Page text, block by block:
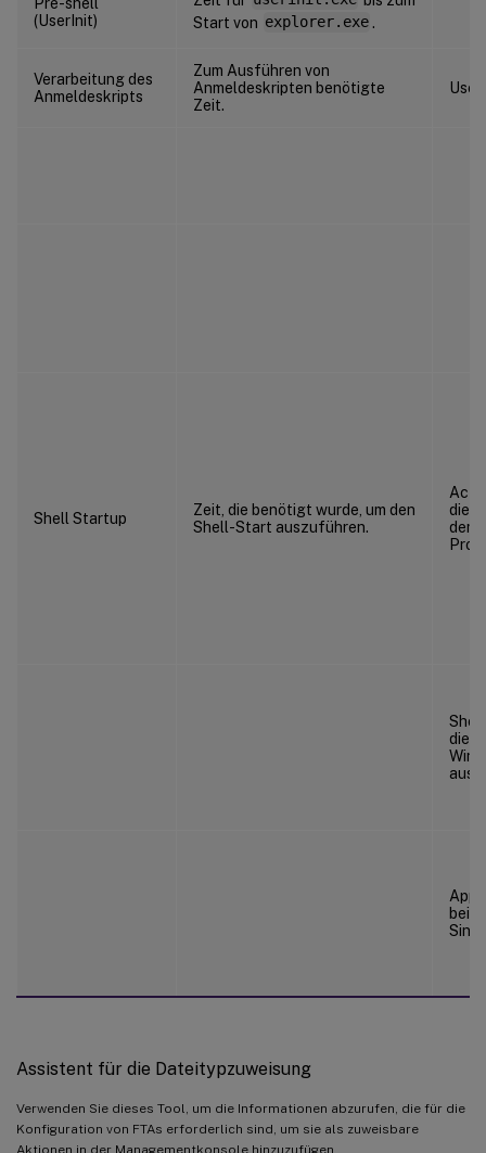
(UserInit)
Start von explorer.exe.
Verarbeitung des
Anmeldeskripts
Zum Ausführen von
Anmeldeskripten benötigte
Zeit.
Shell Startup
Zeit, die benötigt wurde, um den
Shell-Start auszuführen.
die
dem
die
bei
Assistent für die Dateitypzuweisung
Verwenden Sie dieses Tool, um die Informationen abzurufen, die für die
Konfiguration von FTAs erforderlich sind, um sie als zuweisbare
Aktionen in der Managementkonsole hinzuzufügen.